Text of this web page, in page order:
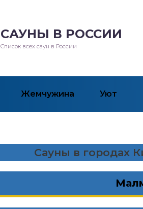
САУНЫ В РОССИИ
Список всех саун в России
Жемчужина Уют
Сауны в городах